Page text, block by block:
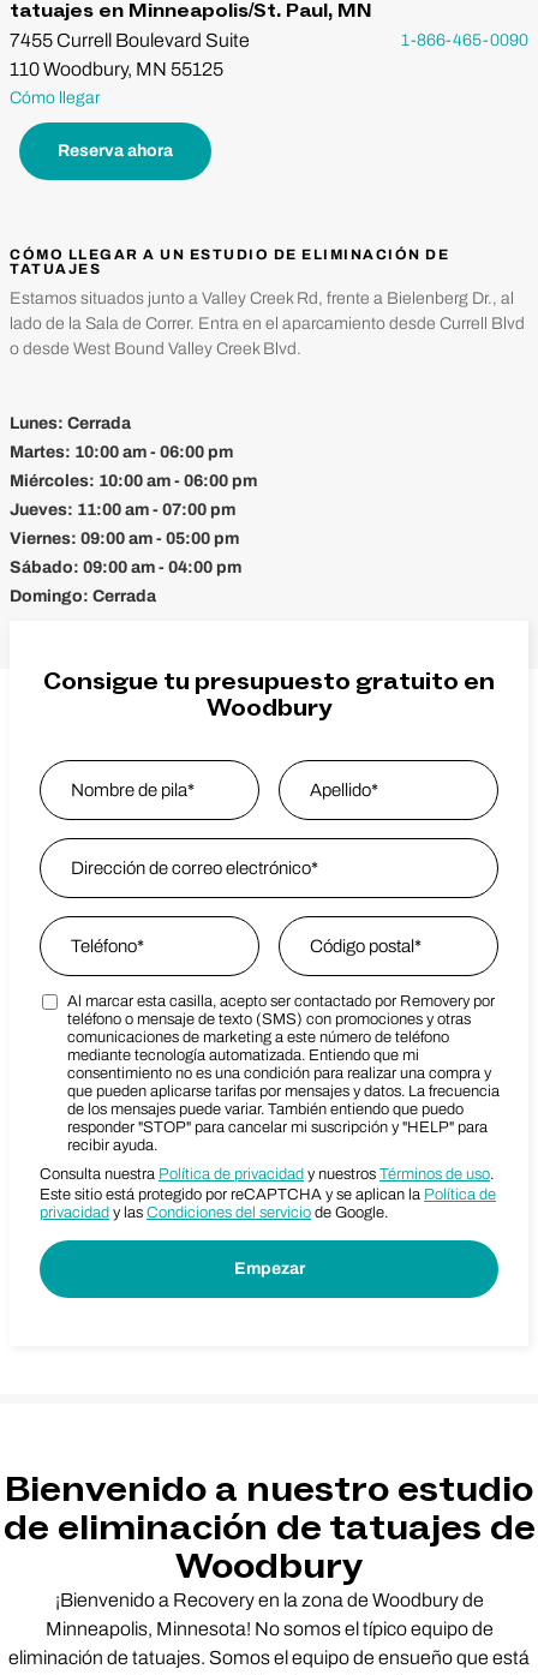
tatuajes en Minneapolis/St. Paul, MN
7455 Currell Boulevard Suite
110 Woodbury, MN 55125
Cómo llegar
Reserva ahora
1-866-465-0090
CÓMO LLEGAR A UN ESTUDIO DE ELIMINACIÓN DE
TATUAJES
Estamos situados junto a Valley Creek Rd, frente a Bielenberg Dr., al
lado de la Sala de Correr. Entra en el aparcamiento desde Currell Blvd
o desde West Bound Valley Creek Blvd.
Lunes: Cerrada
Martes: 10:00 am - 06:00 pm
Miércoles: 10:00 am - 06:00 pm
Jueves: 11:00 am - 07:00 pm
Viernes: 09:00 am - 05:00 pm
Sábado: 09:00 am - 04:00 pm
Domingo: Cerrada
Consigue tu presupuesto gratuito en
Woodbury
Name
Nombre
Email Address
Phone Zip Code
Zip Code
Marketing SMS Consent Terms
Al marcar esta casilla, acepto ser contactado por Removery por
teléfono o mensaje de texto (SMS) con promociones y otras
comunicaciones de marketing a este número de teléfono
mediante tecnología automatizada. Entiendo que mi
consentimiento no es una condición para realizar una compra y
que pueden aplicarse tarifas por mensajes y datos. La frecuencia
de los mensajes puede variar. También entiendo que puedo
responder "STOP" para cancelar mi suscripción y "HELP" para
recibir ayuda.
Consulta nuestra Política de privacidad y nuestros Términos de uso.
Este sitio está protegido por reCAPTCHA y se aplican la Política de
privacidad y las Condiciones del servicio de Google.
Bienvenido a nuestro estudio
de eliminación de tatuajes de
Woodbury
¡Bienvenido a Recovery en la zona de Woodbury de
Minneapolis, Minnesota! No somos el típico equipo de
eliminación de tatuajes. Somos el equipo de ensueño que está